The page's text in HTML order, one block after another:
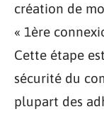
création de
« 1ère
Cette étape
sécurité du
plupart des